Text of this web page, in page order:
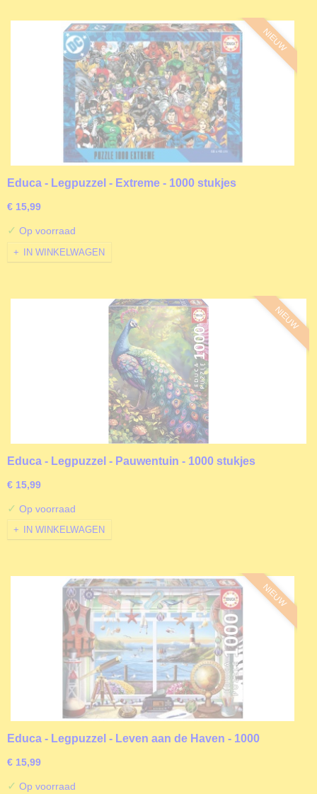
NIEUW
Educa - Legpuzzel - Extreme - 1000 stukjes
€ 15,99
✓ Op voorraad
IN WINKELWAGEN
NIEUW
Educa - Legpuzzel - Pauwentuin - 1000 stukjes
€ 15,99
✓ Op voorraad
IN WINKELWAGEN
NIEUW
Educa - Legpuzzel - Leven aan de Haven - 1000
€ 15,99
✓ Op voorraad